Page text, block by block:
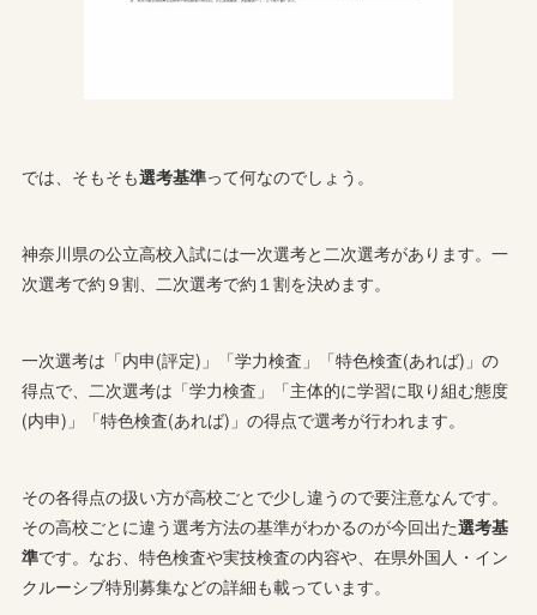
では、そもそも選考基準って何なのでしょう。
神奈川県の公立高校入試には一次選考と二次選考があります。一
次選考で約９割、二次選考で約１割を決めます。
一次選考は「内申(評定)」「学力検査」「特色検査(あれば)」の
得点で、二次選考は「学力検査」「主体的に学習に取り組む態度
(内申)」「特色検査(あれば)」の得点で選考が行われます。
その各得点の扱い方が高校ごとで少し違うので要注意なんです。
その高校ごとに違う選考方法の基準がわかるのが今回出た選考基
準です。なお、特色検査や実技検査の内容や、在県外国人・イン
クルーシブ特別募集などの詳細も載っています。